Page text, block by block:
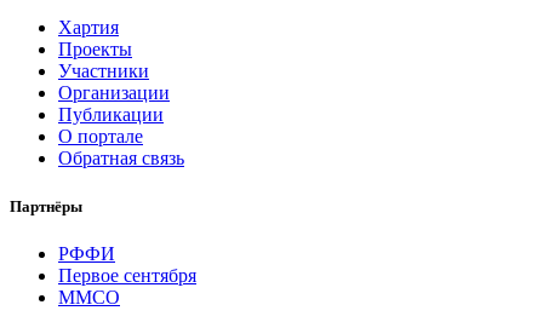
Хартия
Проекты
Участники
Организации
Публикации
О портале
Обратная связь
Партнёры
РФФИ
Первое сентября
ММСО